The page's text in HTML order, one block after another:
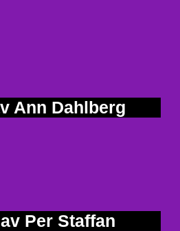
Ann Dahlberg
Per Staffan